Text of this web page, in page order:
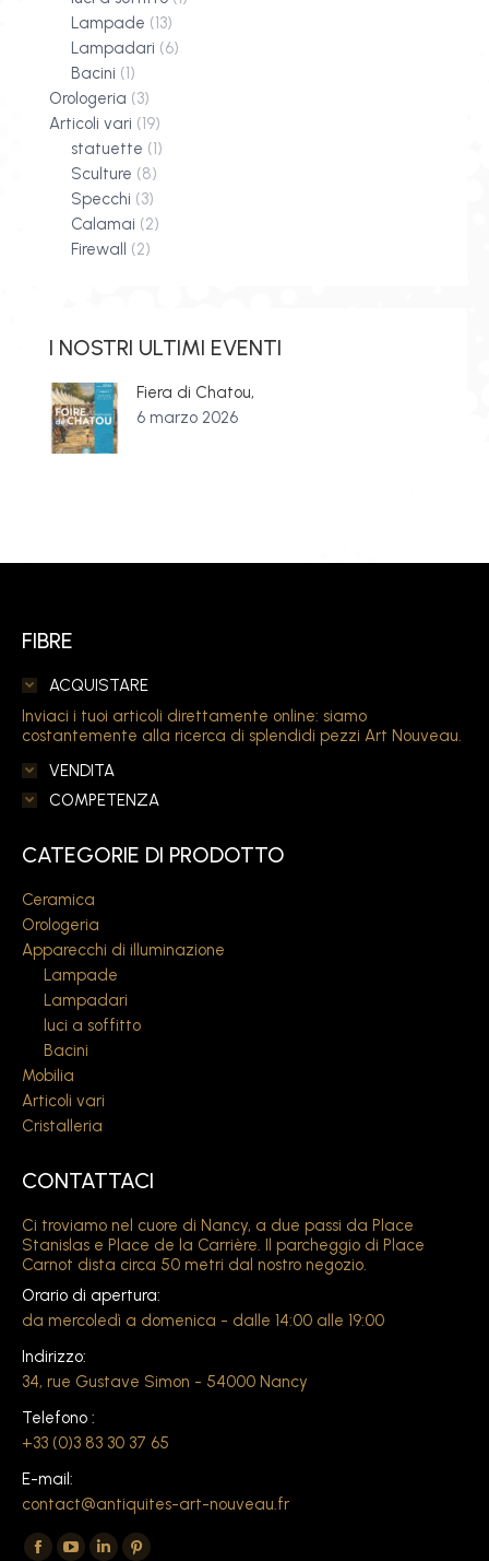
Lampade (13)
Lampadari (6)
Bacini (1)
Orologeria (3)
Articoli vari (19)
statuette (1)
Sculture (8)
Specchi (3)
Calamai (2)
Firewall
(2)
I NOSTRI ULTIMI EVENTI
Fiera di Chatou,
6 marzo 2026
FIBRE
ACQUISTARE
Inviaci i tuoi articoli direttamente online: siamo
costantemente alla ricerca di splendidi pezzi Art Nouveau.
VENDITA
COMPETENZA
CATEGORIE DI PRODOTTO
Ceramica
Orologeria
Apparecchi di illuminazione
Lampade
Lampadari
luci a soffitto
Bacini
Mobilia
Articoli vari
Cristalleria
CONTATTACI
Ci troviamo nel cuore di Nancy, a due passi da Place
Stanislas e Place de la Carrière. Il parcheggio di Place
Carnot dista circa 50 metri dal nostro negozio.
Orario di apertura:
da mercoledì a domenica - dalle 14:00 alle 19:00
Indirizzo:
34, rue Gustave Simon - 54000 Nancy
Telefono :
+33 (0)3 83 30 37 65
E-mail:
contact@antiquites-art-nouveau.fr
Ci trovate su: